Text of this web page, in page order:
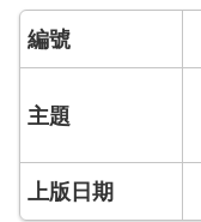
文
公
開
區
統
計